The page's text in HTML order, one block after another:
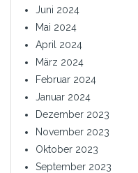
Juni 2024
Mai 2024
April 2024
März 2024
Februar 2024
Januar 2024
Dezember 2023
November 2023
Oktober 2023
September 2023